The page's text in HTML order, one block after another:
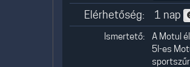
Elérhetőség: 1 nap
Ismertető:
A Motul
5l-es